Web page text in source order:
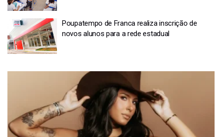
Poupatempo de Franca realiza inscrição de
novos alunos para a rede estadual